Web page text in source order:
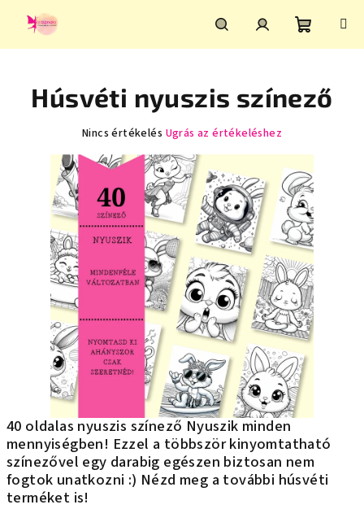
KeresésBejelentkezés
Kosár
40 oldalas nyuszis színező Nyuszik minden
mennyiségben! Ezzel a többször kinyomtatható
színezővel egy darabig egészen biztosan nem
fogtok unatkozni :) Nézd meg a további húsvéti
terméket is!
Húsvéti nyuszis színező
A
átlagos
ből
0,0
csillag.
Nincs értékelés Ugrás az értékeléshez